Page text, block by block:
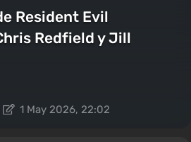
Resident Evil
Redfield y Jill
1 May 2026, 22:02